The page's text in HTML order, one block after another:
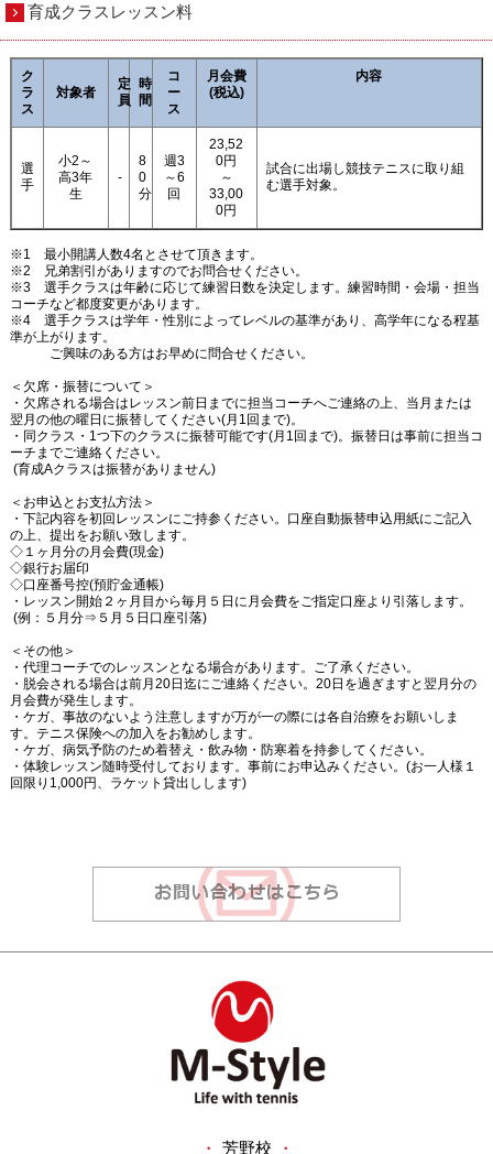
育成クラスレッスン料
ク
ラ
ス
対象者
定
員
時
間
コ
ー
ス
月会費
(税込)
内容
選
手
小2～
高3年
生
-
8
0
分
週3
～6
回
23,52
0円
～
33,00
0円
試合に出場し競技テニスに取り組
む選手対象。
※1 最小開講人数4名とさせて頂きます。
※2 兄弟割引がありますのでお問合せください。
※3 選手クラスは年齢に応じて練習日数を決定します。練習時間・会場・担当
コーチなど都度変更があります。
※4 選手クラスは学年・性別によってレベルの基準があり、高学年になる程基
準が上がります。
ご興味のある方はお早めに問合せください。
＜欠席・振替について＞
・欠席される場合はレッスン前日までに担当コーチへご連絡の上、当月または
翌月の他の曜日に振替してください(月1回まで)。
・同クラス・1つ下のクラスに振替可能です(月1回まで)。振替日は事前に担当コ
ーチまでご連絡ください。
(育成Aクラスは振替がありません)
＜お申込とお支払方法＞
・下記内容を初回レッスンにご持参ください。口座自動振替申込用紙にご記入
の上、提出をお願い致します。
◇１ヶ月分の月会費(現金)
◇銀行お届印
◇口座番号控(預貯金通帳)
・レッスン開始２ヶ月目から毎月５日に月会費をご指定口座より引落します。
(例：５月分⇒５月５日口座引落)
＜その他＞
・代理コーチでのレッスンとなる場合があります。ご了承ください。
・脱会される場合は前月20日迄にご連絡ください。20日を過ぎますと翌月分の
月会費が発生します。
・ケガ、事故のないよう注意しますが万が一の際には各自治療をお願いしま
す。テニス保険への加入をお勧めします。
・ケガ、病気予防のため着替え・飲み物・防寒着を持参してください。
・体験レッスン随時受付しております。事前にお申込みください。(お一人様１
回限り1,000円、ラケット貸出しします)
・ 芳野校 ・